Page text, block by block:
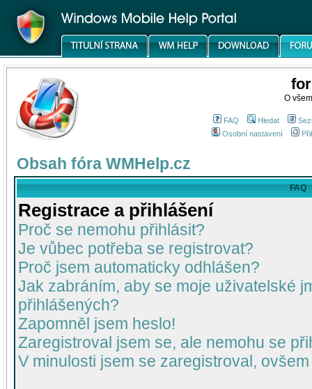
O
FAQ Hledat
Osobní nastavení
Obsah fóra WMHelp.cz
FAQ
Registrace a přihlášení
Proč se nemohu přihlásit?
Je vůbec potřeba se registrovat?
Proč jsem automaticky odhlášen?
Jak zabráním, aby se moje uživatelské
přihlášených?
Zapomněl jsem heslo!
Zaregistroval jsem se, ale nemohu se
V minulosti jsem se zaregistroval,